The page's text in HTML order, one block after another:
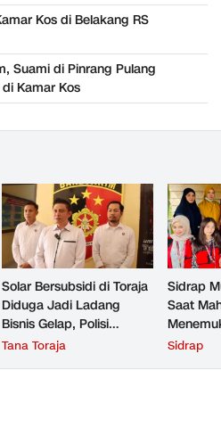
Kos di Belakang RS
Suami di Pinrang Pulang
Kamar Kos
Solar Bersubsidi di Toraja
Diduga Jadi Ladang
Bisnis Gelap, Polisi
Tambah 3 Tersangka
Tana Toraja
Sidrap
Saat
Sidrap